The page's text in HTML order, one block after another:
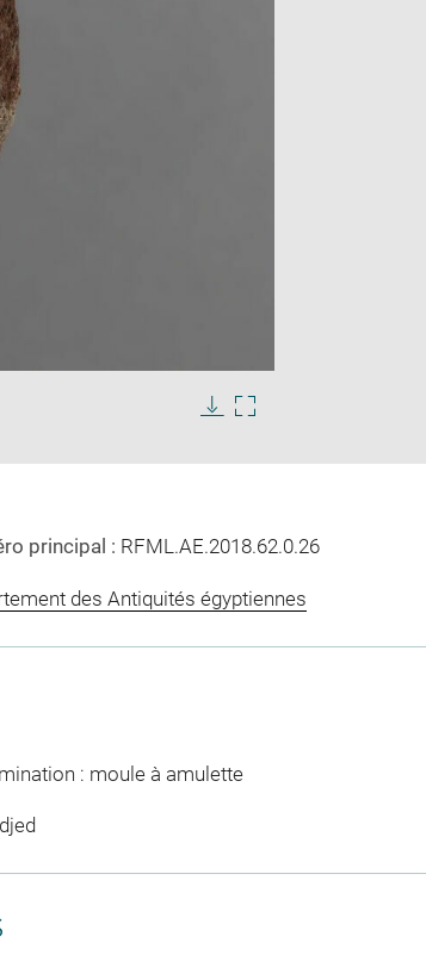
principal : RFML.AE.2018.62.0.26
des Antiquités égyptiennes
: moule à amulette